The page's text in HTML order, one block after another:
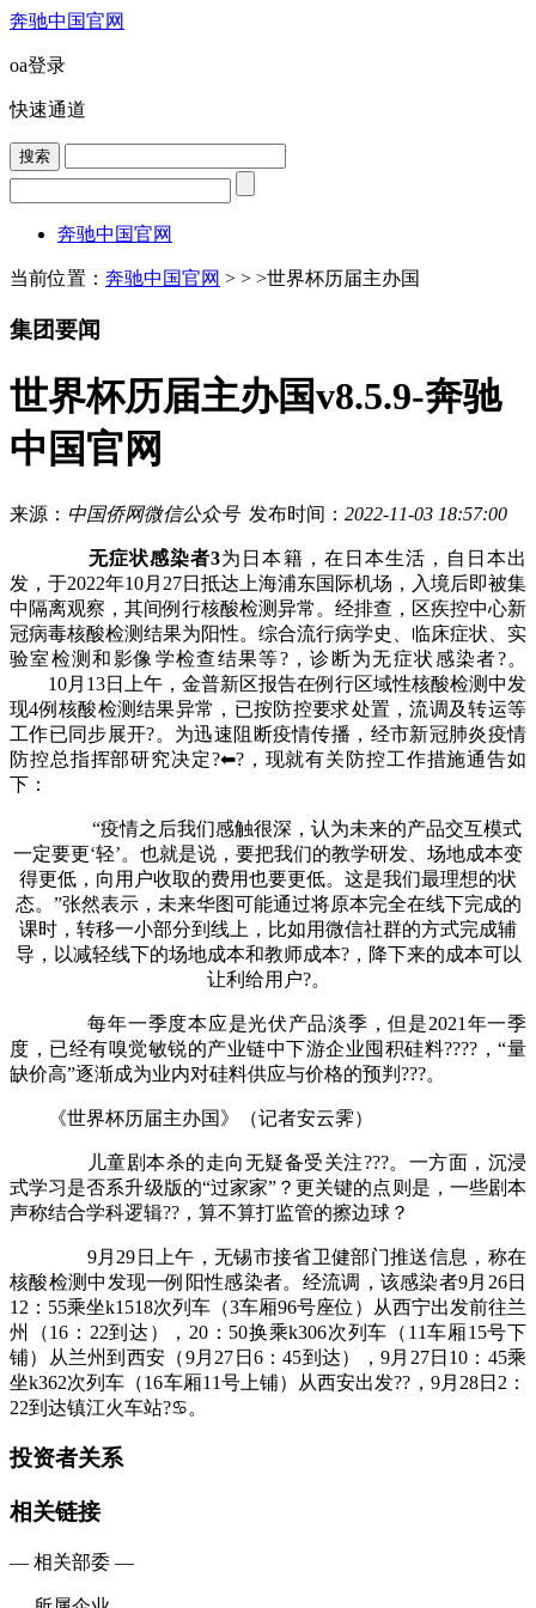
奔驰中国官网
oa登录
快速通道
奔驰中国官网
当前位置： 奔驰中国官网 > > >世界杯历届主办国
集团要闻
世界杯历届主办国v8.5.9-奔驰
中国官网
来源： 中国侨网微信公众号发布时间： 2022-11-03 18:57:00
无症状感染者3为日本籍，在日本生活，自日本出
发，于2022年10月27日抵达上海浦东国际机场，入境后即被集
中隔离观察，其间例行核酸检测异常。经排查，区疾控中心新
冠病毒核酸检测结果为阳性。综合流行病学史、临床症状、实
验室检测和影像学检查结果等?，诊断为无症状感染者?。
10月13日上午，金普新区报告在例行区域性核酸检测中发
现4例核酸检测结果异常，已按防控要求处置，流调及转运等
工作已同步展开?。为迅速阻断疫情传播，经市新冠肺炎疫情
防控总指挥部研究决定?⬅?，现就有关防控工作措施通告如
下：
“疫情之后我们感触很深，认为未来的产品交互模式
一定要更‘轻’。也就是说，要把我们的教学研发、场地成本变
得更低，向用户收取的费用也要更低。这是我们最理想的状
态。”张然表示，未来华图可能通过将原本完全在线下完成的
课时，转移一小部分到线上，比如用微信社群的方式完成辅
导，以减轻线下的场地成本和教师成本?，降下来的成本可以
让利给用户?。
每年一季度本应是光伏产品淡季，但是2021年一季
度，已经有嗅觉敏锐的产业链中下游企业囤积硅料????，“量
缺价高”逐渐成为业内对硅料供应与价格的预判???。
《世界杯历届主办国》（记者安云霁）
儿童剧本杀的走向无疑备受关注???。一方面，沉浸
式学习是否系升级版的“过家家”？更关键的点则是，一些剧本
声称结合学科逻辑??，算不算打监管的擦边球？
9月29日上午，无锡市接省卫健部门推送信息，称在
核酸检测中发现一例阳性感染者。经流调，该感染者9月26日
12：55乘坐k1518次列车（3车厢96号座位）从西宁出发前往兰
州（16：22到达），20：50换乘k306次列车（11车厢15号下
铺）从兰州到西安（9月27日6：45到达），9月27日10：45乘
坐k362次列车（16车厢11号上铺）从西安出发??，9月28日2：
22到达镇江火车站?♋。
投资者关系
相关链接
— 相关部委 —